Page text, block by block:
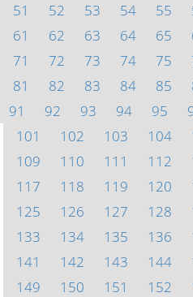
51
52 53 54 55
61
62 63 64 65
71
72 73 74 75
81
82 83 84 85
91
92 93 94 95
101
102 103 104
109
110 111 112
117
118 119 120
125
126 127 128
133
134 135 136
141
142 143 144
149
150 151 152